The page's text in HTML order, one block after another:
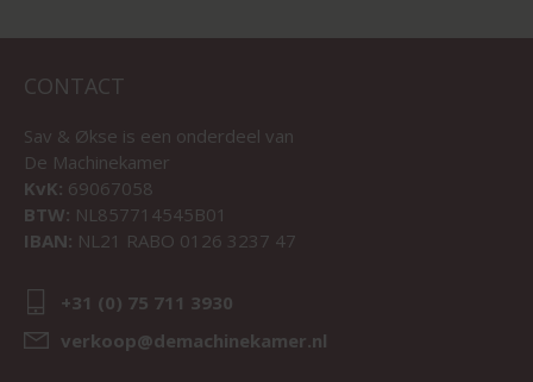
CONTACT
Sav & Økse is een onderdeel van
De Machinekamer
KvK: 69067058
BTW: NL857714545B01
IBAN: NL21 RABO 0126 3237 47
+31 (0) 75 711 3930
verkoop@demachinekamer.nl